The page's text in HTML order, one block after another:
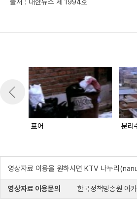
출처 : 대한뉴스 제 1994호
표어 분리
영상자료 이용을 원하시면 KTV 나누리
영상자료 이용문의 한국정책방송원 아